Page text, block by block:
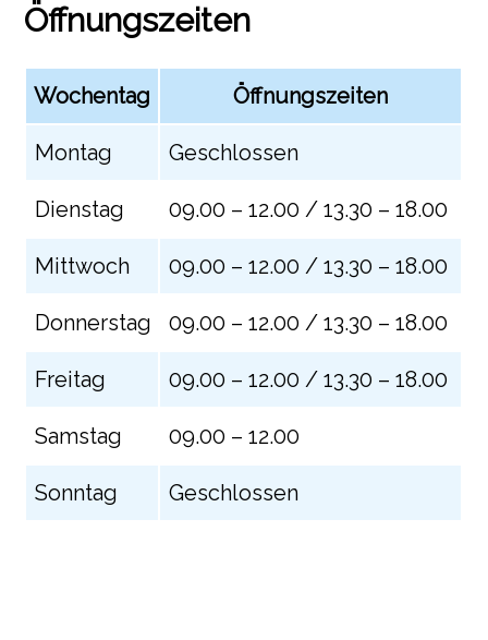
Öffnungszeiten
Wochentag Öffnungszeiten
Montag Geschlossen
Dienstag 09.00 – 12.00 / 13.30 – 18.00
Mittwoch 09.00 – 12.00 / 13.30 – 18.00
Donnerstag 09.00 – 12.00 / 13.30 – 18.00
Freitag 09.00 – 12.00 / 13.30 – 18.00
Samstag 09.00 – 12.00
Sonntag Geschlossen